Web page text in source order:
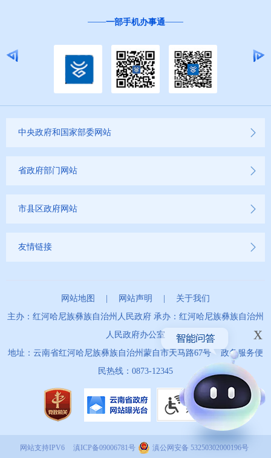
中央政府和国家部委网站
省政府部门网站
市县区政府网站
友情链接
网站地图 网站声明
关于我们
主办：红河哈尼族彝族自治州人民政府 承办：红河哈尼族彝族自治州
人民政府办公室
地址：云南省红河哈尼族彝族自治州蒙自市天马路67号 政务服务便
民热线：0873-12345
x
网站支持IPV6 滇ICP备09006781号 滇公网安备 53250302000196号